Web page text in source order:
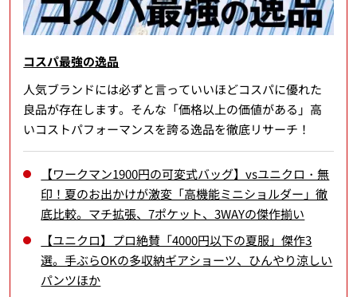
コスパ最強の逸品
人気ブランドには必ずと言っていいほどコスパに優れた
良品が存在します。そんな「価格以上の価値がある」高
いコストパフォーマンスを誇る逸品を徹底リサーチ！
【ワークマン1900円の可変式バッグ】vsユニクロ・無
印！夏のお出かけが激変「高機能ミニショルダー」徹
底比較。マチ拡張、7ポケット、3WAYの傑作揃い
【ユニクロ】プロ絶賛「4000円以下の夏服」傑作3
選。手ぶらOKの多収納ギアショーツ、ひんやり涼しい
パンツほか